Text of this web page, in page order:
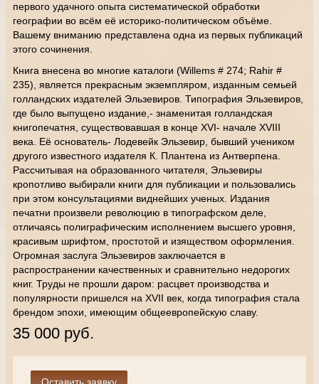
первого удачного опыта систематической обработки
географии во всём её историко-политическом объёме.
Вашему вниманию представлена одна из первых публикаций
этого сочинения.
Книга внесена во многие каталоги (Willems # 274; Rahir #
235), является прекрасным экземпляром, изданным семьей
голландских издателей Эльзевиров. Типография Эльзевиров,
где было выпущено издание,- знаменитая голландская
книгопечатня, существовавшая в конце XVI- начале XVIII
века. Её основатель- Лодевейк Эльзевир, бывший учеником
другого известного издателя К. Плантена из Антверпена.
Рассчитывая на образованного читателя, Эльзевиры
кропотливо выбирали книги для публикации и пользовались
при этом консультациями виднейших ученых. Издания
печатни произвели революцию в типографском деле,
отличаясь полиграфическим исполнением высшего уровня,
красивым шрифтом, простотой и изяществом оформления.
Огромная заслуга Эльзевиров заключается в
распространении качественных и сравнительно недорогих
книг. Труды не прошли даром: расцвет производства и
популярности пришелся на XVII век, когда типография стала
брендом эпохи, имеющим общеевропейскую славу.
35 000 руб.